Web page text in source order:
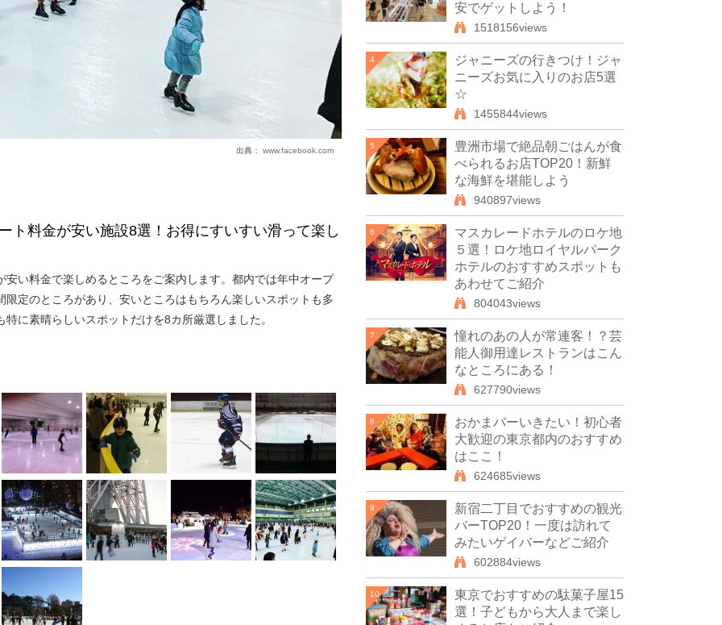
出典： www.facebook.com
ト料金が安い施設8選！お得にすいすい滑って楽し
安い料金で楽しめるところをご案内します。都内では年中オープ
限定のところがあり、安いところはもちろん楽しいスポットも多
に素晴らしいスポットだけを8カ所厳選しました。
安でゲットしよう！
1518156views
4
ジャニーズの行きつけ！ジャ
ニーズお気に入りのお店5選
☆
1455844views
5
豊洲市場で絶品朝ごはんが食
べられるお店TOP20！新鮮
な海鮮を堪能しよう
940897views
6
マスカレードホテルのロケ地
５選！ロケ地ロイヤルパーク
ホテルのおすすめスポットも
あわせてご紹介
804043views
7
憧れのあの人が常連客！？芸
能人御用達レストランはこん
なところにある！
627790views
8
おかまバーいきたい！初心者
大歓迎の東京都内のおすすめ
はここ！
624685views
9
新宿二丁目でおすすめの観光
バーTOP20！一度は訪れて
みたいゲイバーなどご紹介
602884views
10
東京でおすすめの駄菓子屋15
選！子どもから大人まで楽し